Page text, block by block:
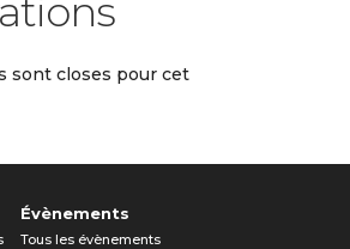
sont closes pour cet
Évènements
Tous les évènements